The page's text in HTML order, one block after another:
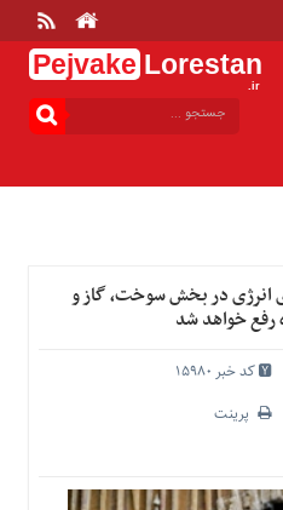
Pejvake Lorestan
.ir
انرژی در بخش سوخت، گاز و
رفع خواهد شد
کد خبر 15980
پرینت